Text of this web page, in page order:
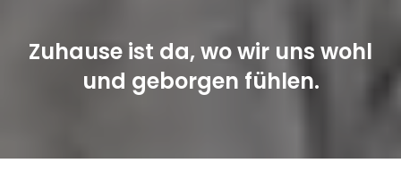
Zuhause ist da, wo wir uns wohl
und geborgen fühlen.